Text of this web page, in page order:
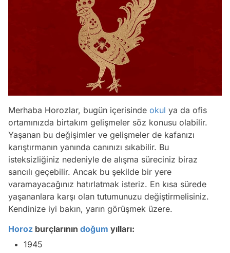
Merhaba Horozlar, bugün içerisinde okul ya da ofis
ortamınızda birtakım gelişmeler söz konusu olabilir.
Yaşanan bu değişimler ve gelişmeler de kafanızı
karıştırmanın yanında canınızı sıkabilir. Bu
isteksizliğiniz nedeniyle de alışma süreciniz biraz
sancılı geçebilir. Ancak bu şekilde bir yere
varamayacağınız hatırlatmak isteriz. En kısa sürede
yaşananlara karşı olan tutumunuzu değiştirmelisiniz.
Kendinize iyi bakın, yarın görüşmek üzere.
Horoz burçlarının doğum yılları:
1945